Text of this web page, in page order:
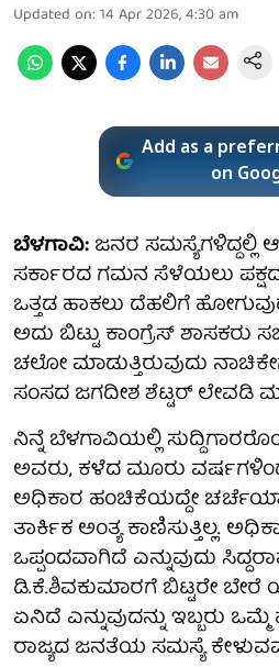
Updated on: 14 Apr 2026, 4:30 am
Add as a
on
ಬೆಳಗಾವಿ:ಜನರ ಸಮಸ್ಯೆಗಳಿದ್ದಲ್ಲಿ
ಸರ್ಕಾರದ ಗಮನ ಸೆಳೆಯಲು
ಒತ್ತಡ ಹಾಕಲು ದೆಹಲಿಗೆ
ಅದು ಬಿಟ್ಟು ಕಾಂಗ್ರೆಸ್ ಶಾಸಕರು
ಚಲೋ ಮಾಡುತ್ತಿರುವುದು
ಸಂಸದ ಜಗದೀಶ ಶೆಟ್ಟರ್ ಲೇವಡಿ
ನಿನ್ನೆ ಬೆಳಗಾವಿಯಲ್ಲಿ
ಅವರು, ಕಳೆದ ಮೂರು ವರ್ಷಗಳಿಂದ
ಅಧಿಕಾರ ಹಂಚಿಕೆಯದ್ದೇ
ತಾರ್ಕಿಕ ಅಂತ್ಯ ಕಾಣಿಸುತ್ತಿಲ್ಲ.
ಒಪ್ಪಂದವಾಗಿದೆ ಎನ್ನುವುದು
ಡಿ.ಕೆ.ಶಿವಕುಮಾರಗೆ ಬಿಟ್ಟರೇ ಬೇರೆ
ಏನಿದೆ ಎನ್ನುವುದನ್ನು ಇಬ್ಬರು
ರಾಜ್ಯದ ಜನತೆಯ ಸಮಸ್ಯೆ